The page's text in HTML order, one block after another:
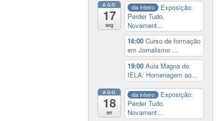
AGO
17
seg
dia inteiro
Exposição:
Perder Tudo.
Novament...
16:00Curso de formação
em Jornalismo ...
19:00Aula Magna do
IELA: Homenagem ao...
AGO
18
ter
dia inteiro
Exposição:
Perder Tudo.
Novament...